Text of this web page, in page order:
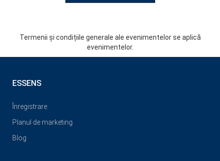
Termenii și condițiile generale ale evenimentelor se aplică
evenimentelor.
ESSENS
Înregistrare
Planul de marketing
Blog